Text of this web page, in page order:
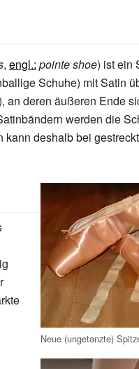
, engl.: pointe shoe) ist ein
Schuhe) mit Satin
an deren äußeren Ende
werden die
deshalb bei
Neue (ungetanzte)